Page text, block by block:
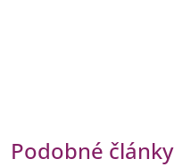
Podobné články